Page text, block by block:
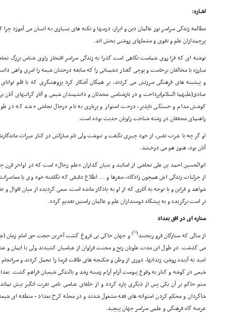
اشـاره:
مطالعه زندگى سراسر نور عالمان دین و ابرار، درسها و نکته هاى بسیارى به انسان مى آموزد
پرچمداران علم و تقوى و مشعلهاى روشنى بخش اند.
نوشته اى که فرا روى شماست نگاهى است گذرا به زندگى سراسر افتخار راوى شناس
مبارزه با مخالفان برخاست و پوچى گفتار دشمنانى را که سابقه درخشان شیعه را امرى واهى
و پیشینه هاى فرهنگى سرزنش مى کردند، بر همگان آشکار کرد پژوهشگرى که با قلم تواناى
صادق(علیهما السلام)پرداخت و در بازشناسى محدثان و دانشمندان شیعى و آثار گرانبهاى
کوشش مدام و خستگى ناپذیر، درخت استوار و پربارى به نام «رجال نجاشى» شد که در طول
راهنماى محققان در رشته شناخت راویان حدیث بوده است.
او گر چه با عـزت نفس، از خود چـیزى نگـفت و ننوشت ولى نام مبارکش در کنار میراث
آنان بود، هنوز هم مى درخـشد.
ابوالحسین احمد بن على نجاشى از اساتید و بنیان گذاران «علم رجال» است که در اواخر
از جزئیات زندگى اش همچون زادگاه، سفرها و ... اطلاع دقیقى که نگاشته خود وى یا
شواهد و قراین و با توجه به آثارى که از او به یادگار مانده است، سعى گردیده از میان
تر است برگزیده و به پیشگاه دوستداران علم و عالمان راستین تقدیم گردد.
ستاره اى در افق بغداد
از سالى که ستارگان فرو ریختند(
[1]
)
مى گذشت. در طول این مدت علویان رنج و محنت فراوان از عباسیان کشیدند ولى با ایمان و
امید به آینده روشن، زندانها، دورى از وطن و شکنجه هاى طاقت فرسا را تحمل کردند و
شیعى در گوشه و کنار به وقوع پیوست آرام آرام زمینه رشد و بالندگى شیعیان فراهم گشت.
ستم حاکم بر آن یکى پس از دیگرى پاره گردد و از خلفاى عباسى نامى نفرت انگیز بیش
شاگردان و محکم کردن استوانه هاى فقه مشغول شدند و در محله کرخ بغداد - منطقه اى
عرصه گاه فرهنگى و علمى سراسر جهان پیچید.